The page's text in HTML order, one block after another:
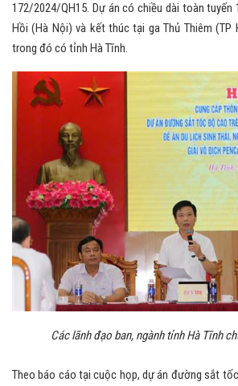
172/2024/QH15. Dự án có chiều dài toàn
Hồi (Hà Nội) và kết thúc tại ga Thủ Thiêm
trong đó có tỉnh Hà Tĩnh.
Các lãnh đạo ban, ngành tỉnh Hà Tĩnh
Theo báo cáo tại cuộc họp, dự án đường sắt